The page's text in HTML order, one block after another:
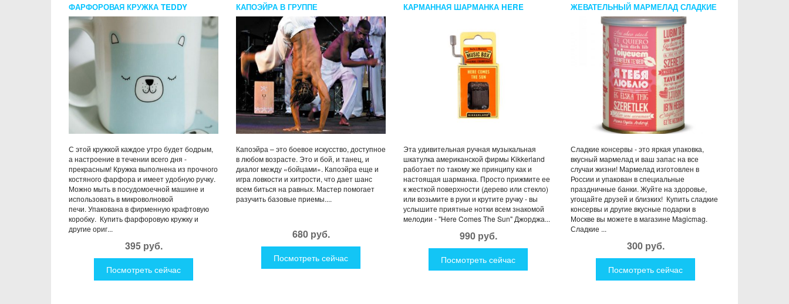
ФАРФОРОВАЯ КРУЖКА TEDDY
С этой кружкой каждое утро будет бодрым,
а настроение в течении всего дня -
прекрасным! Кружка выполнена из прочного
костяного фарфора и имеет удобную ручку.
Можно мыть в посудомоечной машине и
использовать в микроволновой
печи. Упакована в фирменную крафтовую
коробку. Купить фарфоровую кружку и
другие ориг...
395 руб.
Посмотреть сейчас
КАПОЭЙРА В ГРУППЕ
Капоэйра – это боевое искусство, доступное
в любом возрасте. Это и бой, и танец, и
диалог между «бойцами». Капоэйра еще и
игра ловкости и хитрости, что дает шанс
всем биться на равных. Мастер помогает
разучить базовые приемы....
680 руб.
Посмотреть сейчас
КАРМАННАЯ ШАРМАНКА HERE
Эта удивительная ручная музыкальная
шкатулка американской фирмы Kikkerland
работает по такому же принципу как и
настоящая шарманка. Просто прижмите ее
к жесткой поверхности (дерево или стекло)
или возьмите в руки и крутите ручку - вы
услышите приятные нотки всем знакомой
мелодии - "Here Comes The Sun" Джорджа...
990 руб.
Посмотреть сейчас
ЖЕВАТЕЛЬНЫЙ МАРМЕЛАД СЛАДКИЕ
КОНСЕРВЫ Я ТЕБЯ ЛЮБЛЮ
Сладкие консервы - это яркая упаковка,
вкусный мармелад и ваш запас на все
случаи жизни! Мармелад изготовлен в
России и упакован в специальные
праздничные банки. Жуйте на здоровье,
угощайте друзей и близких! Купить сладкие
консервы и другие вкусные подарки в
Москве вы можете в магазине Magicmag.
Сладкие ...
300 руб.
Посмотреть сейчас